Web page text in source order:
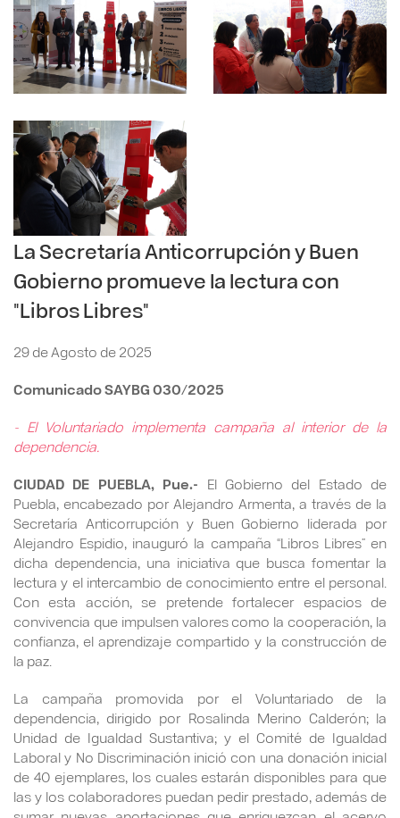
La Secretaría Anticorrupción y Buen
Gobierno promueve la lectura con
"Libros Libres"
29 de Agosto de 2025
Comunicado SAYBG 030/2025
- El Voluntariado implementa campaña al interior de la
dependencia.
CIUDAD DE PUEBLA, Pue.- El Gobierno del Estado de
Puebla, encabezado por Alejandro Armenta, a través de la
Secretaría Anticorrupción y Buen Gobierno liderada por
Alejandro Espidio, inauguró la campaña “Libros Libres” en
dicha dependencia, una iniciativa que busca fomentar la
lectura y el intercambio de conocimiento entre el personal.
Con esta acción, se pretende fortalecer espacios de
convivencia que impulsen valores como la cooperación, la
confianza, el aprendizaje compartido y la construcción de
la paz.
La campaña promovida por el Voluntariado de la
dependencia, dirigido por Rosalinda Merino Calderón; la
Unidad de Igualdad Sustantiva; y el Comité de Igualdad
Laboral y No Discriminación inició con una donación inicial
de 40 ejemplares, los cuales estarán disponibles para que
las y los colaboradores puedan pedir prestado, además de